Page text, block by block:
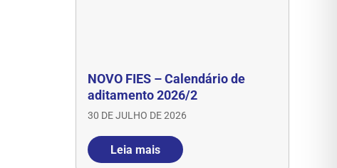
NOVO FIES – Calendário de
aditamento 2026/2
30 DE JULHO DE 2026
Leia mais